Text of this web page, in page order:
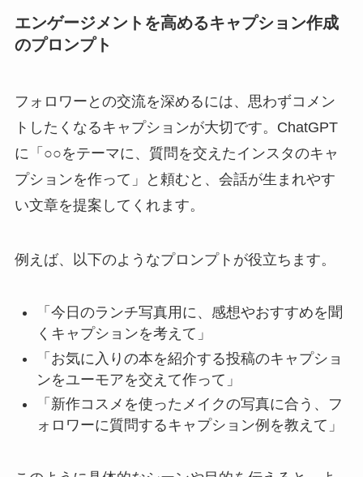
エンゲージメントを高めるキャプション作成
のプロンプト
フォロワーとの交流を深めるには、思わずコメン
トしたくなるキャプションが大切です。ChatGPT
に「○○をテーマに、質問を交えたインスタのキャ
プションを作って」と頼むと、会話が生まれやす
い文章を提案してくれます。
例えば、以下のようなプロンプトが役立ちます。
「今日のランチ写真用に、感想やおすすめを聞
くキャプションを考えて」
「お気に入りの本を紹介する投稿のキャプショ
ンをユーモアを交えて作って」
「新作コスメを使ったメイクの写真に合う、フ
ォロワーに質問するキャプション例を教えて」